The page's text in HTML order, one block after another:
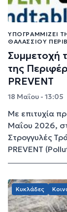
ΥΠΟΓΡΑΜΜΊΖΕΙ
ΘΑΛΆΣΣΙΟΥ
Συμμετοχή
της
PREVENT
18 Μαΐου - 13:05
Με επιτυχία
Μαΐου 2026,
Στρογγυλές
PREVENT
Κυκλάδες